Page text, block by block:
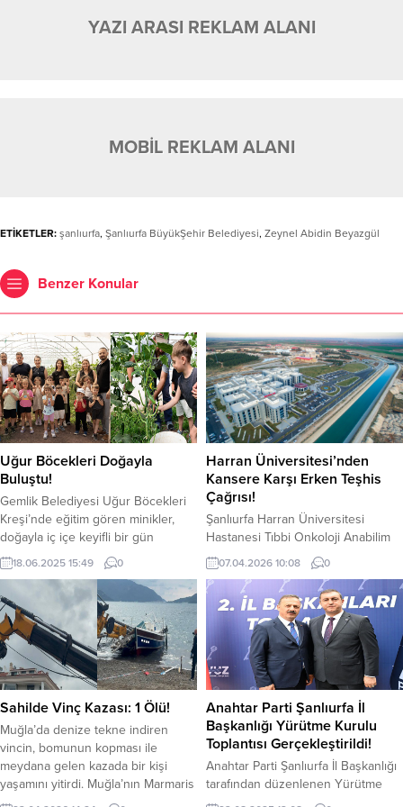
YAZI ARASI REKLAM ALANI
MOBİL REKLAM ALANI
ETİKETLER: şanlıurfa, Şanlıurfa BüyükŞehir Belediyesi, Zeynel Abidin Beyazgül
Benzer Konular
Uğur Böcekleri Doğayla
Buluştu!
Gemlik Belediyesi Uğur Böcekleri
Kreşi’nde eğitim gören minikler,
doğayla iç içe keyifli bir gün
geçirdi. Muratoba Mahallesi’nde
bulunan, belediyeye ait serayı
ziyaret eden minikler, hem üretimin
temelini yerinde görme fırsatı buldu
hem de doğayla buluştu.
Öğretmenleri rehberliğinde
gerçekleşen ziyarette çocuklar,
serada yetiştirilen ürünleri dikkatle
inceledi. Öğrenciler, dalından
kopardıkları taze sebzeleri...
18.06.2025 15:49 0
Harran Üniversitesi’nden
Kansere Karşı Erken Teşhis
Çağrısı!
Şanlıurfa Harran Üniversitesi
Hastanesi Tıbbi Onkoloji Anabilim
Dalı Dr. Öğr. Üyesi Sezai Tunç, 1–7
Nisan tarihleri arasında kutlanan
Kanser Haftası dolayısıyla yaptığı
açıklamada, kanserle mücadelede
erken tanı, düzenli tarama ve
sağlıklı yaşam alışkanlıklarının
hayati önem taşıdığını vurguladı. Dr.
Tunç, kanserin dünya genelinde ve
Türkiye’de önemli bir halk sağlığı
sorunu olmaya...
07.04.2026 10:08 0
Sahilde Vinç Kazası: 1 Ölü!
Muğla’da denize tekne indiren
vincin, bomunun kopması ile
meydana gelen kazada bir kişi
yaşamını yitirdi. Muğla’nın Marmaris
ilçesinde denize tekne indiren
Anahtar Parti Şanlıurfa İl
Başkanlığı Yürütme Kurulu
Toplantısı Gerçekleştirildi!
Anahtar Parti Şanlıurfa İl Başkanlığı
tarafından düzenlenen Yürütme
Kurulu Toplantısı gerçekleştirildi.